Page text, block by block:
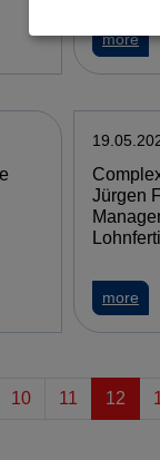
Cell Atlas Reveals
more
klinische Forschung
Jürgen
more
10 11 12